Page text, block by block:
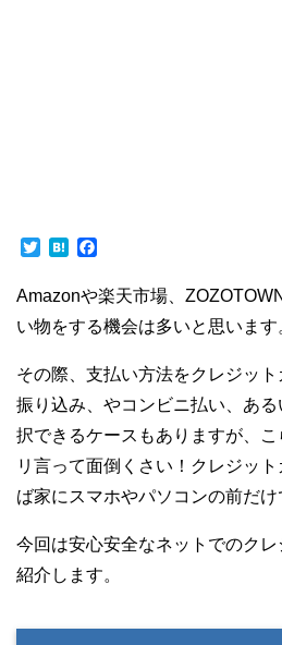
t
t
r
H
e
n
c
e
b
o
k
Amazonや楽天市場、
い物をする機会は多いと思います
その際、支払い方法をクレジッ
振り込み、やコンビニ払い、あ
択できるケースもありますが、
リ言って面倒くさい！クレジッ
ば家にスマホやパソコンの前だけ
今回は安心安全なネットでのク
紹介します。